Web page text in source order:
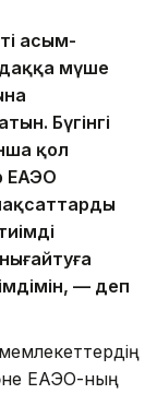
Қасым-
мүше
Бүгінгі
қол
ЕАЭО
— деп
ЕАЭО-ның